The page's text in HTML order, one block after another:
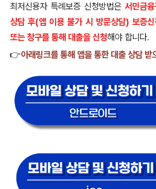
최저신용자 특례보증 신청방법은 서민금
상담 후(앱 이용 불가 시 방문상담) 보증
또는 창구를 통해 대출을 신청해야 합니다.
👉아래링크를 통해 앱을 통한 대출 상담 받